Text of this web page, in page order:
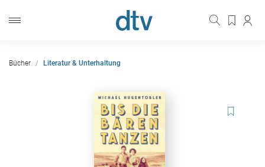
Bücher Literatur & Unterhaltung